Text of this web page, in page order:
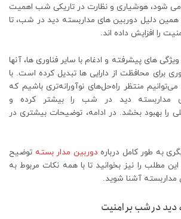
می شود، هوشیاری و نظارت در تاریکی شب اهمیت
همین دلیل دوربین های مداربسته دید در شب، تا
را افزایش داده اند.
های پیشرفته و ادغام با سایر فناوری ها، آنها
برای محافظت از دارایی ها تبدیل کرده است. با
منتظر راه‌حل‌های نوآورانه‌تری باشیم که
مداربسته دید در شب را بیشتر کرده و
را بهبود بخشد. در ادامه، توضیحات بیشتری در
به طور کامل دربارهدوربین مدار بسته توضیح
مطلب را نیز بخوانید تا با همه نکات مربوط به
آشنا شوید.
دید در شب بر امنیت